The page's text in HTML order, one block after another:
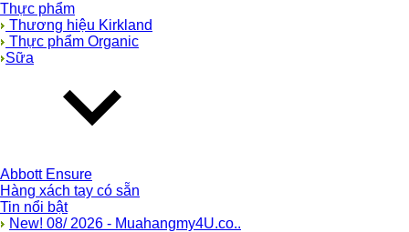
Thực phẩm
Thương hiệu Kirkland
Thực phẩm Organic
Sữa
Abbott Ensure
Hàng xách tay có sẵn
Tin nổi bật
New! 08/ 2026 - Muahangmy4U.co..